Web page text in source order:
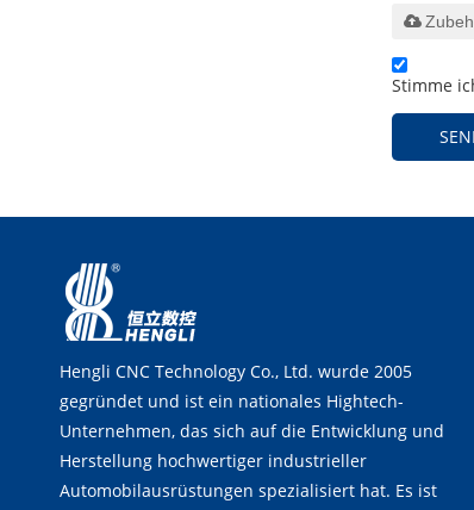
Stimme
Hengli CNC Technology Co., Ltd. wurde 2005
gegründet und ist ein nationales Hightech-
Unternehmen, das sich auf die Entwicklung und
Herstellung hochwertiger industrieller
Automobilausrüstungen spezialisiert hat. Es ist